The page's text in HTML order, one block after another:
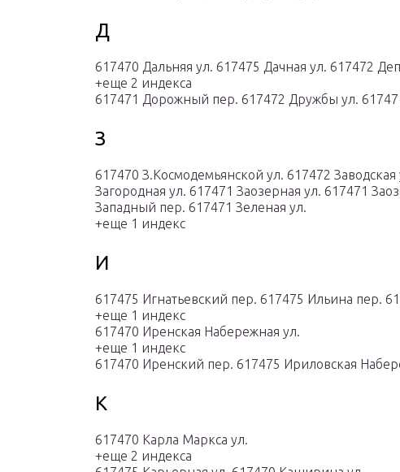
Д
617470 Дальняя ул. 617475 Дачная ул. 617472
+еще 2 индекса
617471 Дорожный пер. 617472 Дружбы ул.
З
617470 З.Космодемьянской ул. 617472
Загородная ул. 617471 Заозерная ул. 617471
Западный пер. 617471 Зеленая ул.
+еще 1 индекс
И
617475 Игнатьевский пер. 617475 Ильина пер.
+еще 1 индекс
617470 Иренская Набережная ул.
+еще 1 индекс
617470 Иренский пер. 617475 Ириловская
К
617470 Карла Маркса ул.
+еще 2 индекса